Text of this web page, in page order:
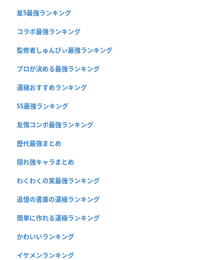
星5最強ランキング
コラボ最強ランキング
監修者しゅんぴぃ最強ランキング
プロが決める最強ランキング
運極おすすめランキング
SS最強ランキング
友情コンボ最強ランキング
歴代最強まとめ
隠れ強キャラまとめ
わくわくの実最強ランキング
追憶の書庫の運極ランキング
簡単に作れる運極ランキング
かわいいランキング
イケメンランキング